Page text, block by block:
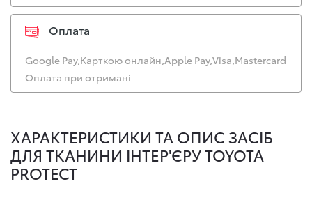
Оплата
Google Pay,Карткою онлайн,Apple Pay,Visa,Mastercard
Оплата при отримані
ХАРАКТЕРИСТИКИ ТА ОПИС ЗАСІБ
ДЛЯ ТКАНИНИ ІНТЕР'ЄРУ TOYOTA
PROTECT